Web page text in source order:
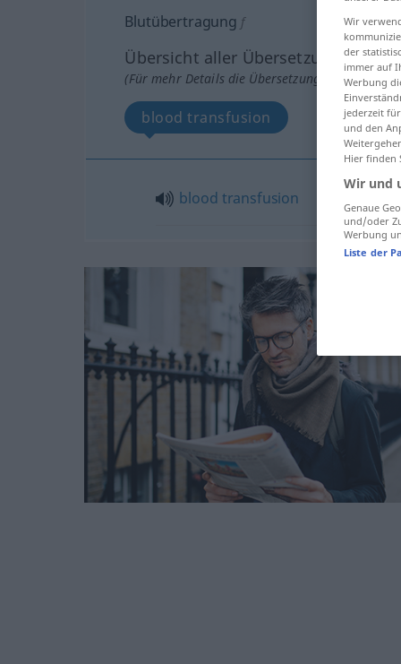
Blutübertragung f
Übersicht aller Übersetzungen
(Für mehr Details die Übersetzung anklicken/
blood transfusion
blood transfusion
Wir
der
immer auf
Werbung
jederzeit
und den
Hier finden
Wir und
Genaue
und/oder
Werbung
Liste der